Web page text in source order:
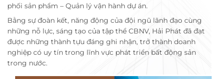
phối sản phẩm – Quản lý vận hành dự án.
Bằng sự đoàn kết, năng động của đội ngũ lãnh đạo cùng
những nỗ lực, sáng tạo của tập thể CBNV, Hải Phát đã đạt
được những thành tựu đáng ghi nhận, trở thành doanh
nghiệp có uy tín trong lĩnh vực phát triển bất động sản
trong nước.